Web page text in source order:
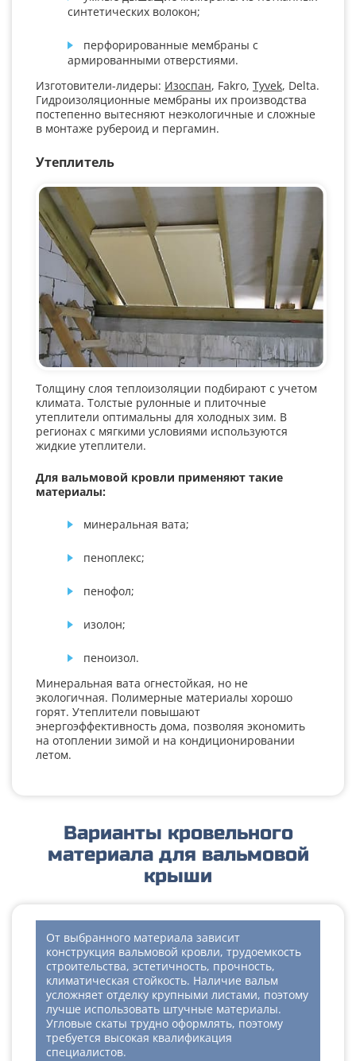
синтетических волокон;
перфорированные мембраны с
армированными отверстиями.
Изготовители-лидеры: Изоспан, Fakro, Tyvek, Delta.
Гидроизоляционные мембраны их производства
постепенно вытесняют неэкологичные и сложные
в монтаже рубероид и пергамин.
Утеплитель
Толщину слоя теплоизоляции подбирают с учетом
климата. Толстые рулонные и плиточные
утеплители оптимальны для холодных зим. В
регионах с мягкими условиями используются
жидкие утеплители.
Для вальмовой кровли применяют такие
материалы:
минеральная вата;
пеноплекс;
пенофол;
изолон;
пеноизол.
Минеральная вата огнестойкая, но не
экологичная. Полимерные материалы хорошо
горят. Утеплители повышают
энергоэффективность дома, позволяя экономить
на отоплении зимой и на кондиционировании
летом.
Варианты кровельного
материала для вальмовой
крыши
От выбранного материала зависит
конструкция вальмовой кровли, трудоемкость
строительства, эстетичность, прочность,
климатическая стойкость. Наличие вальм
усложняет отделку крупными листами, поэтому
лучше использовать штучные материалы.
Угловые скаты трудно оформлять, поэтому
требуется высокая квалификация
специалистов.